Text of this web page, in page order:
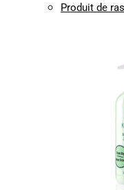
Produit de